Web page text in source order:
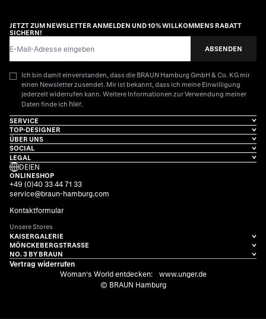
JETZT ZUM NEWSLETTER ANMELDEN UND 10% WILLKOMMENS RABATT
SICHERN!
ABSENDEN
Ich bin damit einverstanden, dass die BRAUN Hamburg GmbH & Co. KG mir
einen Newsletter zusendet. Mir ist bekannt, dass ich meine Einwilligung
jederzeit widerrufen kann. Weitere Informationen zur Verwendung meiner
Daten finde ich hier.
SERVICE
TOP-DESIGNER
ÜBER UNS
SOCIAL
LEGAL
DE|EN
ONLINESHOP
+49 (0)40 33 44 71 33
service@braun-hamburg.com
Kontaktformular
Unsere Stores
KAISERGALERIE
MÖNCKEBERGSTRASSE
NO. 3 BY BRAUN
Vertrag widerrufen
Woman's World entdecken:
www.unger.de
© BRAUN Hamburg